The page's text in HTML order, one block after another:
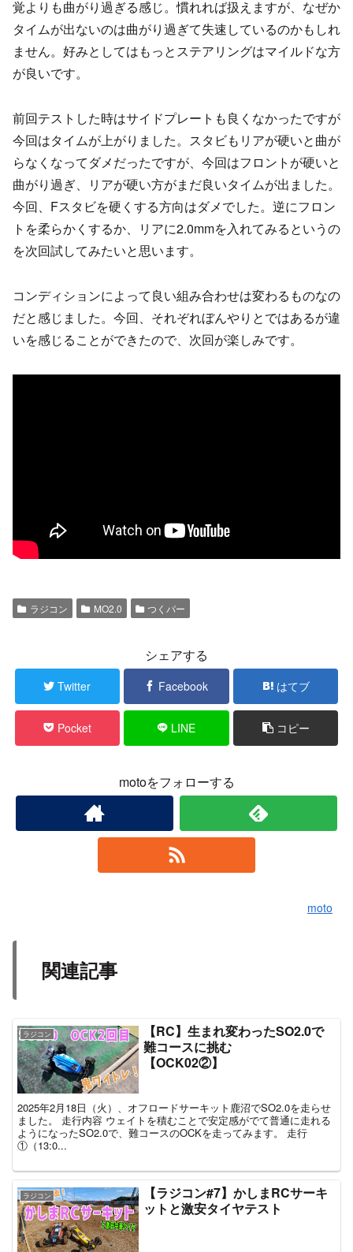
覚よりも曲がり過ぎる感じ。慣れれば扱えますが、なぜか
タイムが出ないのは曲がり過ぎて失速しているのかもしれ
ません。好みとしてはもっとステアリングはマイルドな方
が良いです。
前回テストした時はサイドプレートも良くなかったですが
今回はタイムが上がりました。スタビもリアが硬いと曲が
らなくなってダメだったですが、今回はフロントが硬いと
曲がり過ぎ、リアが硬い方がまだ良いタイムが出ました。
今回、Fスタビを硬くする方向はダメでした。逆にフロン
トを柔らかくするか、リアに2.0mmを入れてみるというの
を次回試してみたいと思います。
コンディションによって良い組み合わせは変わるものなの
だと感じました。今回、それぞれぼんやりとではあるが違
いを感じることができたので、次回が楽しみです。
ラジコン MO2.0 つくパー
シェアする
Twitter Facebook はてブ
Pocket LINE コピー
motoをフォローする
moto
関連記事
ラジコン
【RC】生まれ変わったSO2.0で
難コースに挑む
【OCK02②】
2025年2月18日（火）、オフロードサーキット鹿沼でSO2.0を走らせ
ました。 走行内容 ウェイトを積むことで安定感がでて普通に走れる
ようになったSO2.0で、難コースのOCKを走ってみます。 走行
①（13:0...
ラジコン
【ラジコン#7】かしまRCサーキ
ットと激安タイヤテスト